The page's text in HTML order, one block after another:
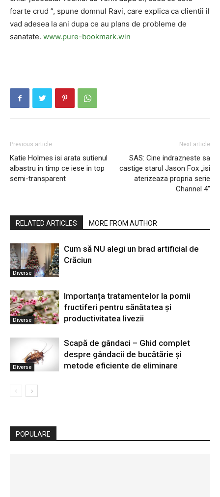
foarte crud ”, spune domnul Ravi, care explica ca clientii il
vad adesea la ani dupa ce au plans de probleme de
sanatate. www.pure-bookmark.win
Previous article
Katie Holmes isi arata sutienul
albastru in timp ce iese in top
semi-transparent
Next article
SAS: Cine indrazneste sa
castige starul Jason Fox „isi
aterizeaza propria serie
Channel 4”
RELATED ARTICLES MORE FROM AUTHOR
Diverse
Cum să NU alegi un brad artificial de
Crăciun
Diverse
Importanța tratamentelor la pomii
fructiferi pentru sănătatea și
productivitatea livezii
Diverse
Scapă de gândaci – Ghid complet
despre gândacii de bucătărie și
metode eficiente de eliminare
POPULARE